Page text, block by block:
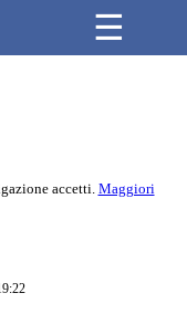
☰
pagina
accetti. Maggiori